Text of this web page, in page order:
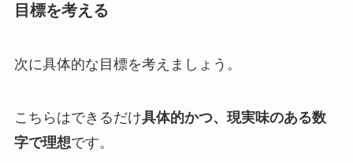
目標を考える
次に具体的な目標を考えましょう。
こちらはできるだけ具体的かつ、現実味のある数
字で理想です。